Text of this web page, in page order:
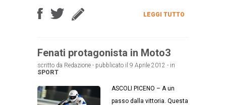
LEGGI TUTTO
Fenati protagonista in Moto3
scritto da Redazione - pubblicato il 9 Aprile 2012 - in
SPORT
ASCOLI PICENO – A un
passo dalla vittoria. Questa